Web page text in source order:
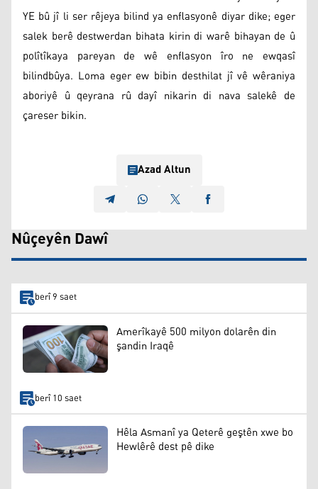
YE bû jî li ser rêjeya bilind ya enflasyonê diyar dike; eger
salek berê destwerdan bihata kirin di warê bihayan de û
polîtîkaya pareyan de wê enflasyon îro ne ewqasî
bilindbûya. Loma eger ew bibin desthilat jî vê wêraniya
aboriyê û qeyrana rû dayî nikarin di nava salekê de
çareser bikin.
Azad Altun
Nûçeyên Dawî
berî 9 saet
Amerîkayê 500 milyon dolarên din
şandin Iraqê
berî 10 saet
Hêla Asmanî ya Qeterê geştên xwe bo
Hewlêrê dest pê dike